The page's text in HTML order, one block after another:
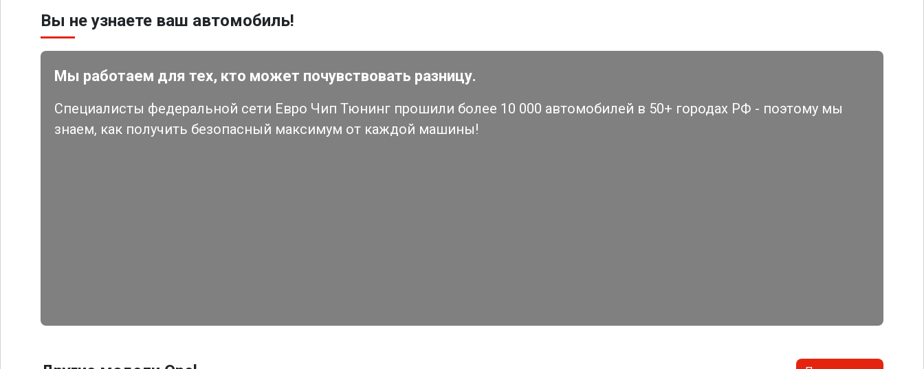
Вы не узнаете ваш автомобиль!
Мы работаем для тех, кто может почувствовать разницу.
Специалисты федеральной сети Евро Чип Тюнинг прошили более 10 000 автомобилей в 50+ городах РФ - поэтому мы
знаем, как получить безопасный максимум от каждой машины!